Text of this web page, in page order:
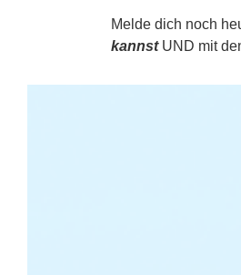
Melde dich noch
kannstUND mit